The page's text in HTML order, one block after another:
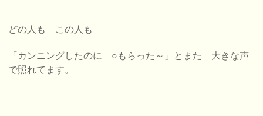
どの人も この人も
「カンニングしたのに ○もらった～」とまた 大きな声
で照れてます。